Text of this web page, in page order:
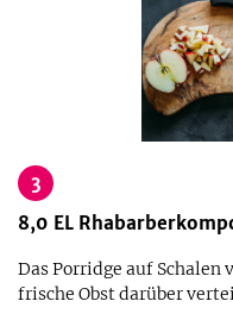
3
8,0 EL
Das Porridge auf
frische Obst darüber